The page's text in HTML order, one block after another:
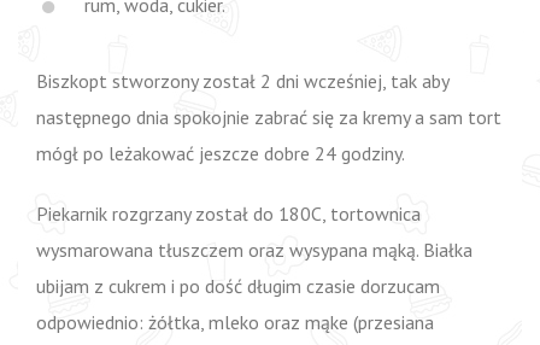
rum, woda, cukier.
Biszkopt stworzony został 2 dni wcześniej, tak aby
następnego dnia spokojnie zabrać się za kremy a sam tort
mógł po leżakować jeszcze dobre 24 godziny.
Piekarnik rozgrzany został do 180C, tortownica
wysmarowana tłuszczem oraz wysypana mąką. Białka
ubijam z cukrem i po dość długim czasie dorzucam
odpowiednio: żółtka, mleko oraz mąke (przesiana